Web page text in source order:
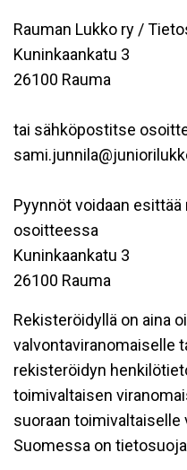
Rauman Lukko ry /
Kuninkaankatu 3
26100 Rauma
tai sähköpostitse
Pyynnöt voidaan
osoitteessa
Kuninkaankatu 3
26100 Rauma
Rekisteröidyllä on aina
valvontaviranomaiselle
rekisteröidyn
toimivaltaisen
suoraan toimivaltaiselle
Suomessa on